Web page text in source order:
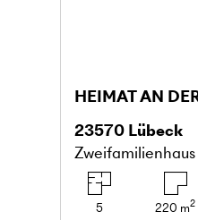
23570 Lübeck
Zweifamilienhaus
5 220 m2